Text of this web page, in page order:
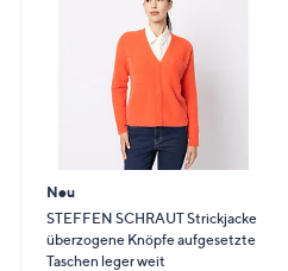
Neu
STEFFEN SCHRAUT Strickjacke
überzogene Knöpfe aufgesetzte
Taschen leger weit